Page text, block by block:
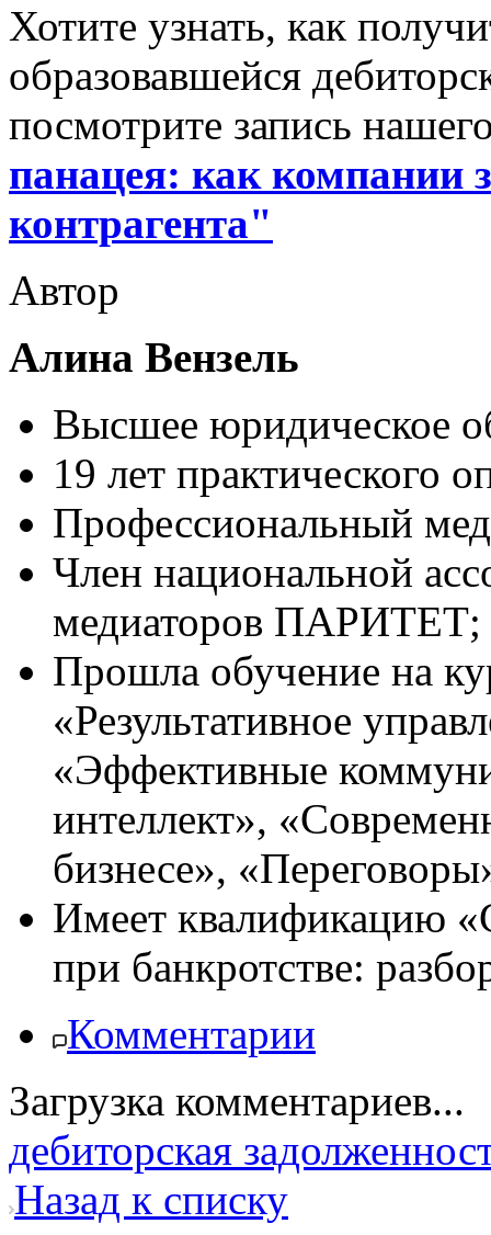
Хотите узнать, как
образовавшейся
посмотрите запись
панацея: как компании
контрагента"
Автор
Алина Вензель
Высшее юридическое
19 лет практического
Профессиональный
Член национальной
медиаторов ПАРИТЕТ;
Прошла обучение на
«Результативное
«Эффективные
интеллект»,
бизнесе»,
Имеет квалификацию
при банкротстве:
Комментарии
Загрузка комментариев...
дебиторская
Назад к списку